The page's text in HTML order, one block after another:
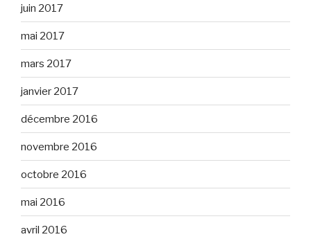
juin 2017
mai 2017
mars 2017
janvier 2017
décembre 2016
novembre 2016
octobre 2016
mai 2016
avril 2016